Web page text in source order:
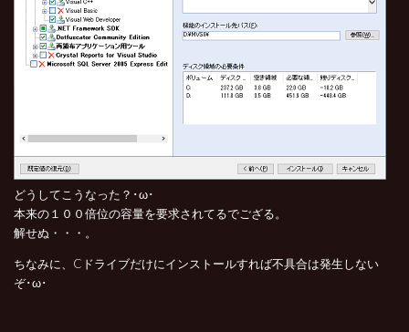
どうしてこうなった？･ω･
本来の１００倍位の容量を要求されてるでござる。
解せぬ・・・。
ちなみに、Cドライブだけにインストールすれば不具合は発生しない
ぞ･ω･